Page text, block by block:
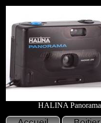
HALINA Panorama